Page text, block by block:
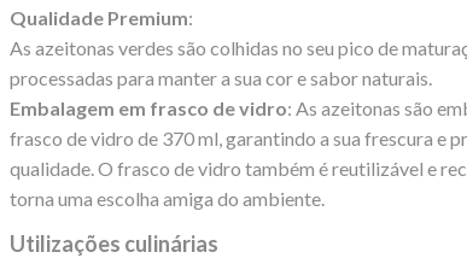
Qualidade Premium:
As azeitonas verdes são colhidas no seu pico de
processadas para manter a sua cor e sabor naturais.
Embalagem em frasco de vidro: As azeitonas são
frasco de vidro de 370 ml, garantindo a sua frescura e
qualidade. O frasco de vidro também é reutilizável e
torna uma escolha amiga do ambiente.
Utilizações culinárias